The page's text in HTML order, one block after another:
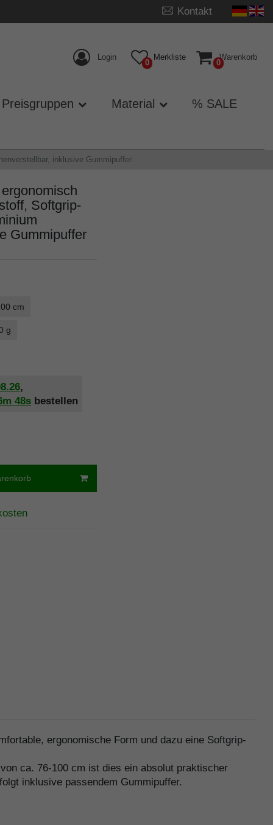
Kontakt
Login
0
Merkliste
0
Warenkorb
Preisgruppen Material % SALE
inklusive Gummipuffer
Softgrip-
Gummipuffer
cm
g
,
48sbestellen
ergonomische Form und dazu eine Softgrip-
ca. 76-100 cm ist dies ein absolut praktischer
inklusive passendem Gummipuffer.